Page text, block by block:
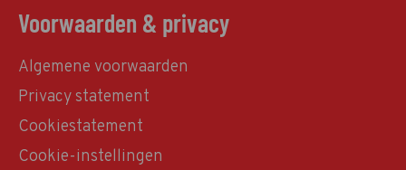
Voorwaarden & privacy
Algemene voorwaarden
Privacy statement
Cookiestatement
Cookie-instellingen